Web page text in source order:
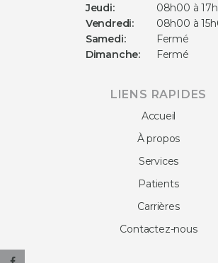
Jeudi:
08h00 à
Vendredi:
08h00 à
Samedi:
Fermé
Dimanche:
Fermé
LIENS RAPIDES
Accueil
À propos
Services
Patients
Carrières
Contactez-nous